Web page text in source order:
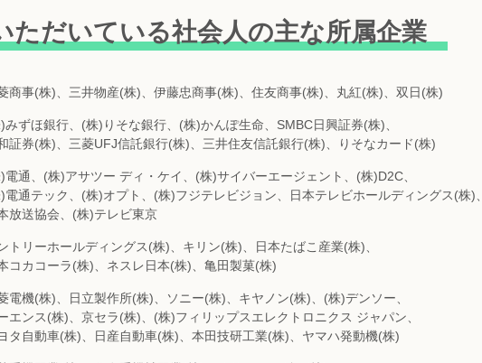
ただいている社会人の主な所属企業
商事(株)、三井物産(株)、伊藤忠商事(株)、住友商事(株)、丸紅(株)、双日(株)
みずほ銀行、(株)りそな銀行、(株)かんぽ生命、SMBC日興証券(株)、
証券(株)、三菱UFJ信託銀行(株)、三井住友信託銀行(株)、りそなカード(株)
電通、(株)アサツー ディ・ケイ、(株)サイバーエージェント、(株)D2C、
電通テック、(株)オプト、(株)フジテレビジョン、日本テレビホールディングス(株)、
放送協会、(株)テレビ東京
トリーホールディングス(株)、キリン(株)、日本たばこ産業(株)、
コカコーラ(株)、ネスレ日本(株)、亀田製菓(株)
電機(株)、日立製作所(株)、ソニー(株)、キヤノン(株)、(株)デンソー、
エンス(株)、京セラ(株)、(株)フィリップスエレクトロニクス ジャパン、
タ自動車(株)、日産自動車(株)、本田技研工業(株)、ヤマハ発動機(株)